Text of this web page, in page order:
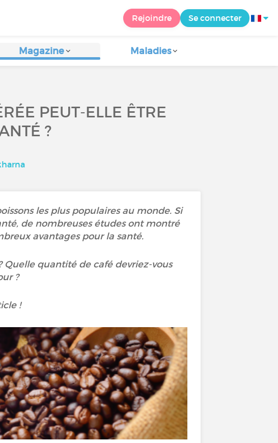
Rejoindre Se connecter
Magazine Maladies
PEUT-ELLE ÊTRE
?
les plus populaires au monde. Si
de nombreuses études ont montré
avantages pour la santé.
quantité de café devriez-vous
?
!